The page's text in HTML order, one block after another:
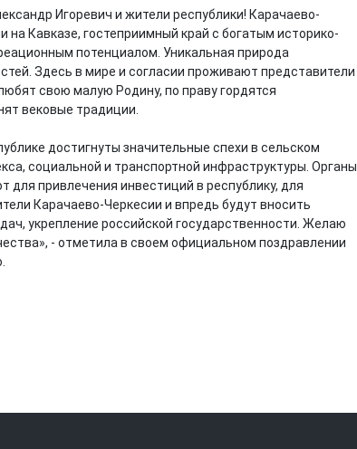
Игоревич и жители республики! Карачаево-
Кавказе, гостеприимный край с богатым историко-
потенциалом. Уникальная природа
Здесь в мире и согласии проживают представители
свою малую Родину, по праву гордятся
вековые традиции.
достигнуты значительные спехи в сельском
социальной и транспортной инфраструктуры. Органы
для привлечения инвестиций в республику, для
Карачаево-Черкесии и впредь будут вносить
укрепление российской государственности. Желаю
- отметила в своем официальном поздравлении